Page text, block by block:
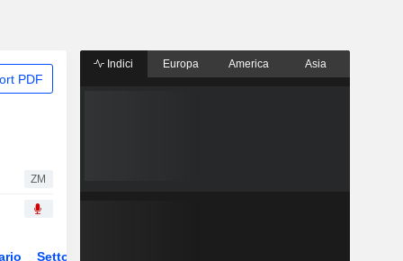
PDF
ZM
Settore
Indici Europa America Asia